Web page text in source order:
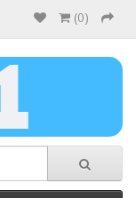
(0)